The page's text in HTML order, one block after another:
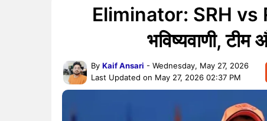
Eliminator: SRH vs
भविष्यवाणी,
By Kaif Ansari - Wednesday, May 27, 2026
Last Updated on May 27, 2026 02:37 PM